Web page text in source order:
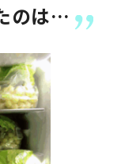
のは…